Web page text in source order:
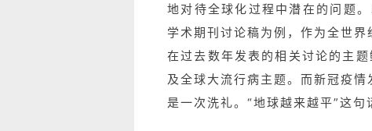
地对待全球化过程中潜在的问
学术期刊讨论稿为例，作为全世
在过去数年发表的相关讨论的主
及全球大流行病主题。而新冠疫
是一次洗礼。“地球越来越平”这句